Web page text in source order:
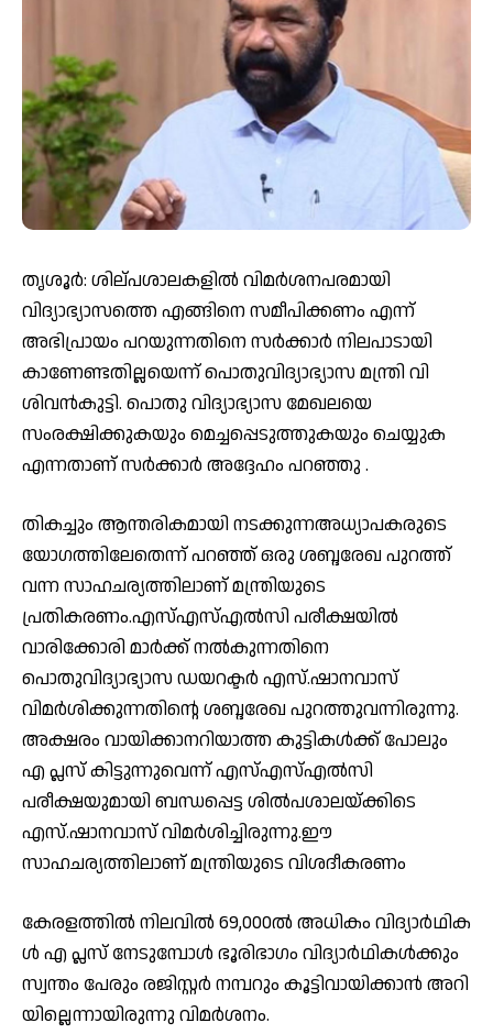
തൃശൂർ: ശില്പശാലകളിൽ വിമർശനപരമായി
വിദ്യാഭ്യാസത്തെ എങ്ങിനെ സമീപിക്കണം എന്ന്
അഭിപ്രായം പറയുന്നതിനെ സർക്കാർ നിലപാടായി
കാണേണ്ടതില്ലയെന്ന് പൊതുവിദ്യാഭ്യാസ മന്ത്രി വി
ശിവൻകുട്ടി. പൊതു വിദ്യാഭ്യാസ മേഖലയെ
സംരക്ഷിക്കുകയും മെച്ചപ്പെടുത്തുകയും ചെയ്യുക
എന്നതാണ് സർക്കാർ അദ്ദേഹം പറഞ്ഞു .
തികച്ചും ആന്തരികമായി നടക്കുന്നഅധ്യാപകരുടെ
യോഗത്തിലേതെന്ന് പറഞ്ഞ് ഒരു ശബ്ദരേഖ പുറത്ത്
വന്ന സാഹചര്യത്തിലാണ് മന്ത്രിയുടെ
പ്രതികരണം.എസ്എസ്എൽസി പരീക്ഷയിൽ
വാരിക്കോരി മാർക്ക് നൽകുന്നതിനെ
പൊതുവിദ്യാഭ്യാസ ഡയറക്ടർ എസ്.ഷാനവാസ്
വിമർശിക്കുന്നതിന്റെ ശബ്ദരേഖ പുറത്തുവന്നിരുന്നു.
അക്ഷരം വായിക്കാനറിയാത്ത കുട്ടികൾക്ക് പോലും
എ പ്ലസ് കിട്ടുന്നുവെന്ന് എസ്എസ്എൽസി
പരീക്ഷയുമായി ബന്ധപ്പെട്ട ശിൽപശാലയ്ക്കിടെ
എസ്.ഷാനവാസ് വിമർശിച്ചിരുന്നു.ഈ
സാഹചര്യത്തിലാണ് മന്ത്രിയുടെ വിശദീകരണം
കേ​ര​ള​ത്തി​ല്‍ നി​ല​വി​ല്‍ 69,000ല്‍ ​അ​ധി​കം വി​ദ്യാ​ര്‍​ഥി​ക​
ള്‍ എ ​പ്ല​സ് നേ​ടു​മ്പോ​ള്‍ ഭൂ​രി​ഭാ​ഗം വി​ദ്യാ​ര്‍​ഥി​ക​ള്‍​ക്കും
സ്വ​ന്തം പേ​രും ര​ജി​സ്റ്റ​ര്‍ ന​മ്പ​റും കൂ​ട്ടി​വാ​യി​ക്കാ​ന്‍ അ­​റി­​
യി​ല്ലെ​ന്നാ​യി​രു​ന്നു വി​മ​ർ​ശ​നം.